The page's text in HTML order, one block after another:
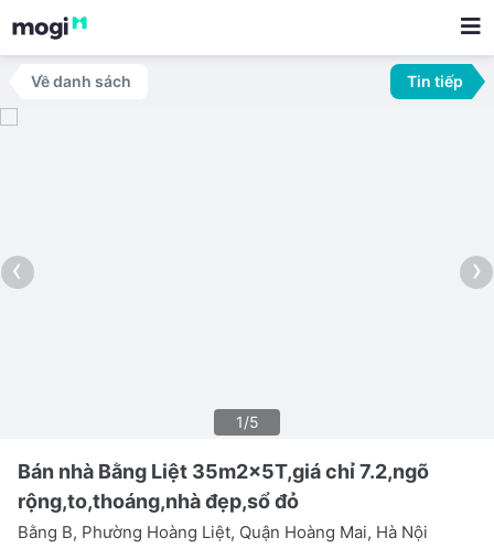
Về danh sách Tin tiếp
‹ ›
1/5
Bán nhà Bằng Liệt 35m2x5T,giá chỉ 7.2,ngõ
rộng,to,thoáng,nhà đẹp,sổ đỏ
Bằng B, Phường Hoàng Liệt, Quận Hoàng Mai, Hà Nội